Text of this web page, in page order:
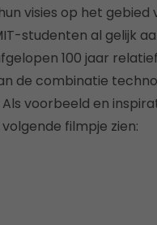
visies op het gebied
studenten al gelijk
100 jaar
de combinatie
voorbeeld en
filmpje zien: